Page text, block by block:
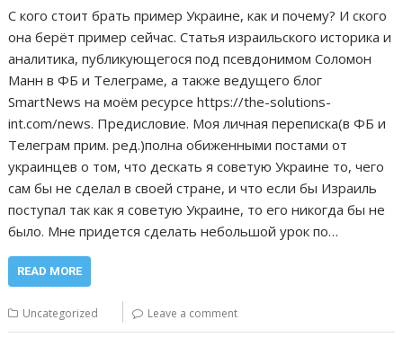
С кого стоит брать пример Украине, как и почему? И ского
она берёт пример сейчас. Статья израильского историка и
аналитика, публикующегося под псевдонимом Соломон
Манн в ФБ и Телеграме, а также ведущего блог
SmartNews на моём ресурсе https://the-solutions-
int.com/news. Предисловие. Моя личная переписка(в ФБ и
Телеграм прим. ред.)полна обиженными постами от
украинцев о том, что дескать я советую Украине то, чего
сам бы не сделал в своей стране, и что если бы Израиль
поступал так как я советую Украине, то его никогда бы не
было. Мне придется сделать небольшой урок по…
READ MORE
Uncategorized Leave a comment